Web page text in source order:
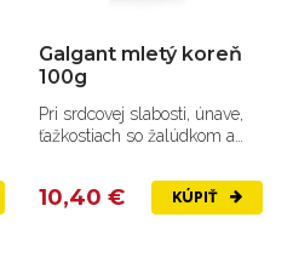
Galgant mletý koreň
100g
Pri srdcovej slabosti, únave,
ťažkostiach so žalúdkom a
10,40 € KÚPIŤ